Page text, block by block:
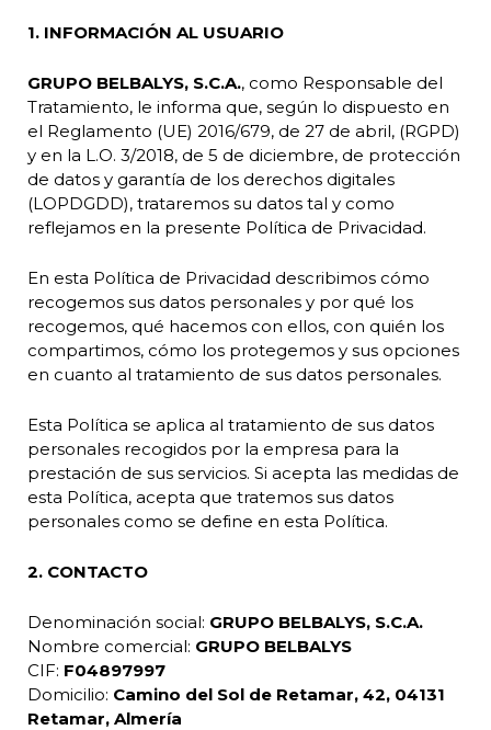
1. INFORMACIÓN AL USUARIO
GRUPO BELBALYS, S.C.A., como Responsable del
Tratamiento, le informa que, según lo dispuesto en
el Reglamento (UE) 2016/679, de 27 de abril, (RGPD)
y en la L.O. 3/2018, de 5 de diciembre, de protección
de datos y garantía de los derechos digitales
(LOPDGDD), trataremos su datos tal y como
reflejamos en la presente Política de Privacidad.
En esta Política de Privacidad describimos cómo
recogemos sus datos personales y por qué los
recogemos, qué hacemos con ellos, con quién los
compartimos, cómo los protegemos y sus opciones
en cuanto al tratamiento de sus datos personales.
Esta Política se aplica al tratamiento de sus datos
personales recogidos por la empresa para la
prestación de sus servicios. Si acepta las medidas de
esta Política, acepta que tratemos sus datos
personales como se define en esta Política.
2. CONTACTO
Denominación social: GRUPO BELBALYS, S.C.A.
Nombre comercial: GRUPO BELBALYS
CIF: F04897997
Domicilio: Camino del Sol de Retamar, 42, 04131
Retamar, Almería